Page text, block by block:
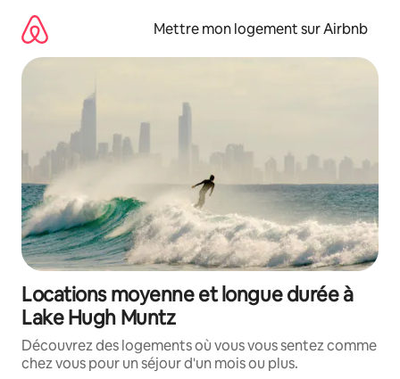
directement
contenu
Mettre mon logement sur Airbnb
Locations moyenne et longue durée à
Lake Hugh Muntz
Découvrez des logements où vous vous sentez comme
chez vous pour un séjour d'un mois ou plus.